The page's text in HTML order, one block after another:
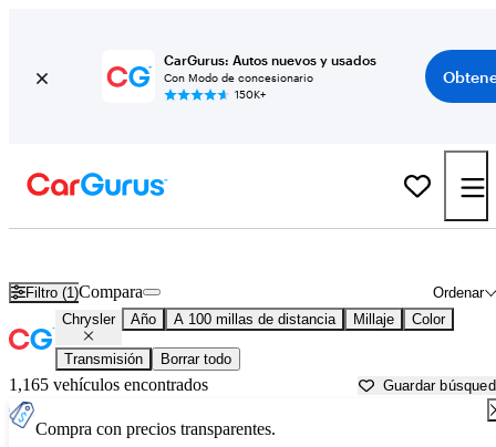
CarGurus: Autos nuevos y usados
Con Modo de concesionario
150K+
Filtro (1) Ordenar
Compara
Chrysler Año A 100 millas de distancia Millaje Color
Transmisión Borrar todo
1,165 vehículos encontrados Guardar
Compra con precios transparentes.